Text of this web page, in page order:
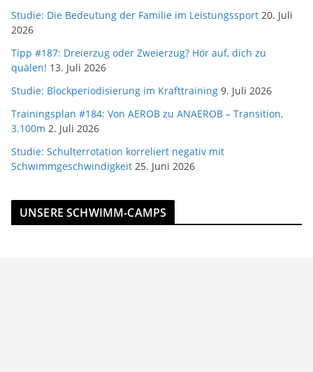
Studie: Die Bedeutung der Familie im Leistungssport 20. Juli
2026
Tipp #187: Dreierzug oder Zweierzug? Hör auf, dich zu
quälen! 13. Juli 2026
Studie: Blockperiodisierung im Krafttraining 9. Juli 2026
Trainingsplan #184: Von AEROB zu ANAEROB – Transition,
3.100m 2. Juli 2026
Studie: Schulterrotation korreliert negativ mit
Schwimmgeschwindigkeit 25. Juni 2026
UNSERE SCHWIMM-CAMPS